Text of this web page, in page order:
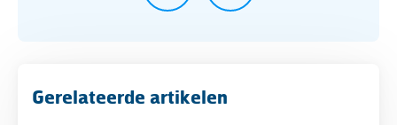
Gerelateerde artikelen